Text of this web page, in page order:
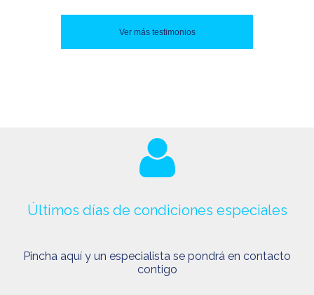
Ver más testimonios
Últimos días de condiciones especiales
Pincha aquí y un especialista se pondrá en contacto
contigo